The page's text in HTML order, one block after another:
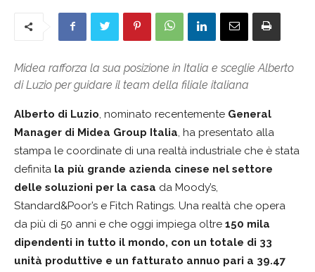
Midea rafforza la sua posizione in Italia e sceglie Alberto
di Luzio per guidare il team della filiale italiana
Alberto di Luzio, nominato recentemente General
Manager di Midea Group Italia, ha presentato alla
stampa le coordinate di una realtà industriale che è stata
definita la più grande azienda cinese nel settore
delle soluzioni per la casa da Moody’s,
Standard&Poor’s e Fitch Ratings. Una realtà che opera
da più di 50 anni e che oggi impiega oltre 150 mila
dipendenti in tutto il mondo, con un totale di 33
unità produttive e un fatturato annuo pari a 39.47